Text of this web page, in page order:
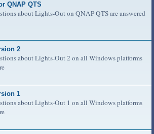
QNAP QTS
about Lights-Out on QNAP QTS are answered
2
about Lights-Out 2 on all Windows platforms
1
about Lights-Out 1 on all Windows platforms